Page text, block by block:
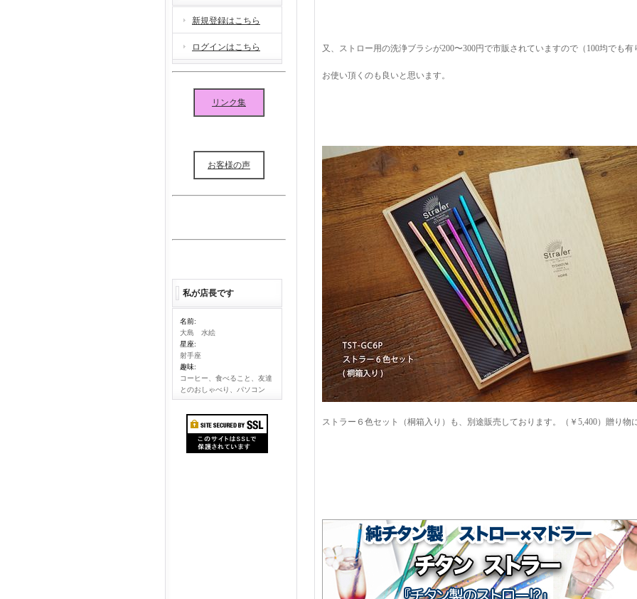
新規登録はこちら
ログインはこちら
リンク集
お客様の声
私が店長です
名前:
大島 水絵
星座:
射手座
趣味:
コーヒー、食べること、友達
とのおしゃべり、パソコン
又、ストロー用の洗浄ブラシが200〜300円で市販されていますので（100均でも有
お使い頂くのも良いと思います。
ストラー６色セット（桐箱入り）も、別途販売しております。（￥5,400）贈り物